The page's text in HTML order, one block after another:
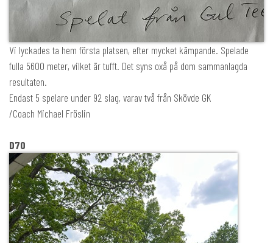
Vi lyckades ta hem första platsen, efter mycket kämpande. Spelade
fulla 5600 meter, vilket är tufft. Det syns oxå på dom sammanlagda
resultaten.
Endast 5 spelare under 92 slag, varav två från Skövde GK
/Coach Michael Fröslin
D70